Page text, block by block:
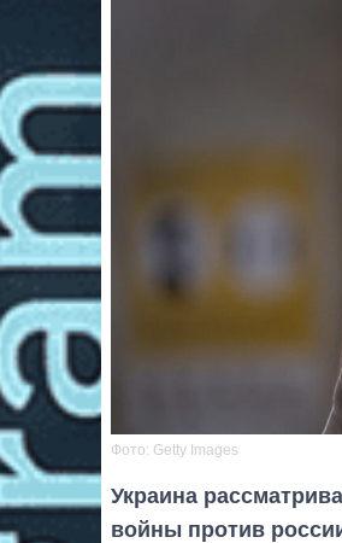
Фото: Getty Images
Украина
войны против